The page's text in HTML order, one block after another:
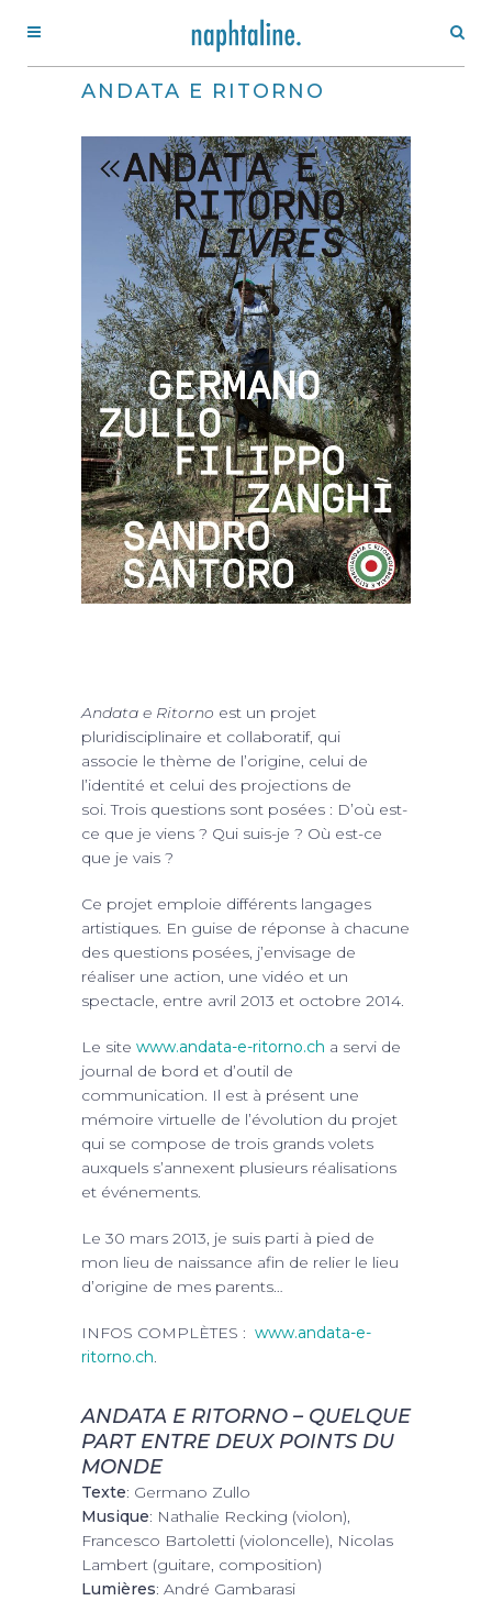
ANDATA E RITORNO
Andata e Ritorno est un projet
pluridisciplinaire et collaboratif, qui
associe le thème de l’origine, celui de
l’identité et celui des projections de
soi. Trois questions sont posées : D’où est-
ce que je viens ? Qui suis-je ? Où est-ce
que je vais ?
Ce projet emploie différents langages
artistiques. En guise de réponse à chacune
des questions posées, j’envisage de
réaliser une action, une vidéo et un
spectacle, entre avril 2013 et octobre 2014.
Le site www.andata-e-ritorno.ch a servi de
journal de bord et d’outil de
communication. Il est à présent une
mémoire virtuelle de l’évolution du projet
qui se compose de trois grands volets
auxquels s’annexent plusieurs réalisations
et événements.
Le 30 mars 2013, je suis parti à pied de
mon lieu de naissance afin de relier le lieu
d’origine de mes parents…
INFOS COMPLÈTES : www.andata-e-
ritorno.ch.
ANDATA E RITORNO – QUELQUE
PART ENTRE DEUX POINTS DU
MONDE
Texte: Germano Zullo
Musique: Nathalie Recking (violon),
Francesco Bartoletti (violoncelle), Nicolas
Lambert (guitare, composition)
Lumières: André Gambarasi